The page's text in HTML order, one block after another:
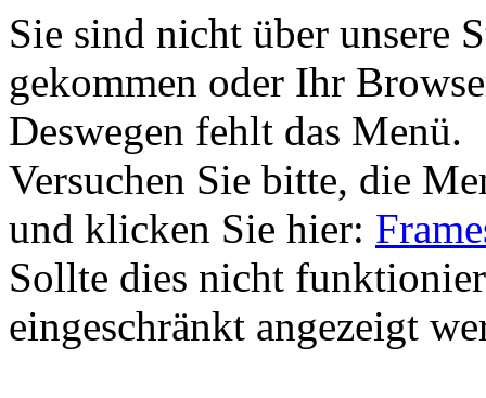
Sie sind nicht über unsere
gekommen oder Ihr
Deswegen fehlt das Menü.
Versuchen Sie bitte, die
und klicken Sie hier:
Sollte dies nicht
eingeschränkt angezeigt